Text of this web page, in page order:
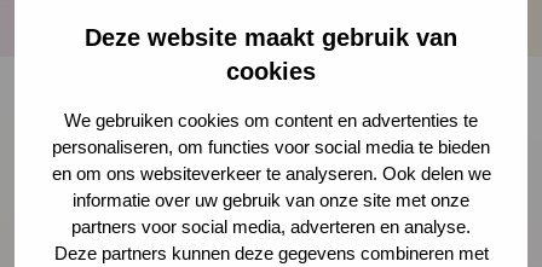
Deze website maakt gebruik van
cookies
We gebruiken cookies om content en advertenties te
personaliseren, om functies voor social media te bieden
en om ons websiteverkeer te analyseren. Ook delen we
informatie over uw gebruik van onze site met onze
partners voor social media, adverteren en analyse.
Deze partners kunnen deze gegevens combineren met
Onze nieuwsbrief ontvangen?
Schrijf je in